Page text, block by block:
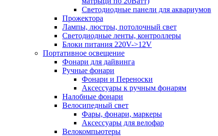
Светодиодные панели для аквариумов
Прожектора
Лампы, люстры, потолочный свет
Светодиодные ленты, контроллеры
Блоки питания 220V->12V
Портативное освещение
Фонари для дайвинга
Ручные фонари
Фонари и Переноски
Аксессуары к ручным фонарям
Налобные фонари
Велосипедный свет
Фары, фонари, маркеры
Аксессуары для велофар
Велокомпьютеры